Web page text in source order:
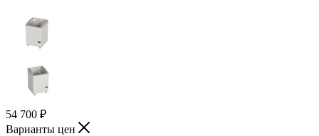
54 700 ₽
Варианты цен